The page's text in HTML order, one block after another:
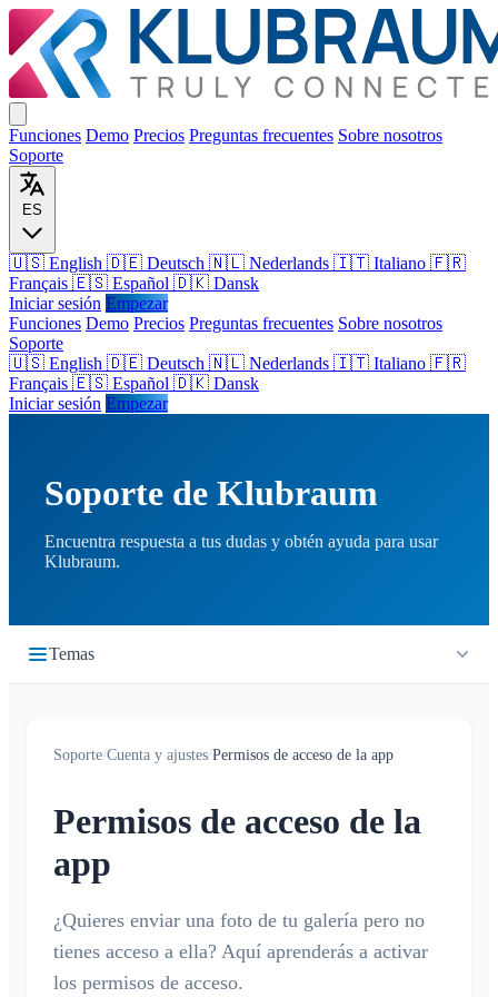
Funciones Demo Precios Preguntas frecuentes Sobre nosotros
Soporte
ES
🇺🇸 English 🇩🇪 Deutsch 🇳🇱 Nederlands 🇮🇹 Italiano 🇫🇷
Français 🇪🇸 Español 🇩🇰 Dansk
Iniciar sesión Empezar
Funciones Demo Precios Preguntas frecuentes Sobre nosotros
Soporte
🇺🇸 English 🇩🇪 Deutsch 🇳🇱 Nederlands 🇮🇹 Italiano 🇫🇷
Français 🇪🇸 Español 🇩🇰 Dansk
Iniciar sesión Empezar
Soporte de Klubraum
Encuentra respuesta a tus dudas y obtén ayuda para usar
Klubraum.
Temas
Inicio rápido
Unirse a un Klubraum
Nuevo Klubraum
Consejos para la introducción
Niños en Klubraum
¿Qué es la cronología?
Calendario
¿Qué es el calendario?
Crear / cancelar / editar eventos
Confirmar / declinar
Viaje compartido
Conversaciones
¿Qué es una conversación?
Generales
Soporte/Cuenta y ajustes/Permisos de acceso de la app
Permisos de acceso de la
app
¿Quieres enviar una foto de tu galería pero no
tienes acceso a ella? Aquí aprenderás a activar
los permisos de acceso.